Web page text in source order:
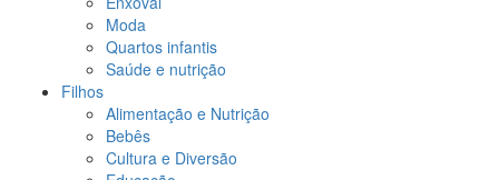
Moda
Quartos infantis
Saúde e nutrição
Filhos
Alimentação e Nutrição
Bebês
Cultura e Diversão